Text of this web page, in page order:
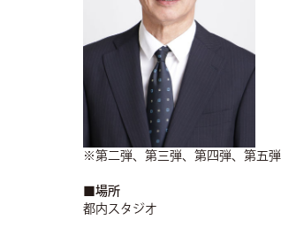
※第二弾、第三弾、第四弾、第五
■場所
都内スタジオ